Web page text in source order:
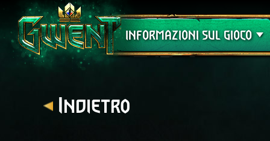
INFORMAZIONI SUL GIOCO
Assistenza
Indietro